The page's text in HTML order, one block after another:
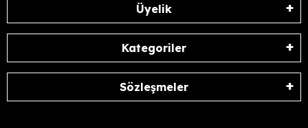
Üyelik
Kategoriler
Sözleşmeler